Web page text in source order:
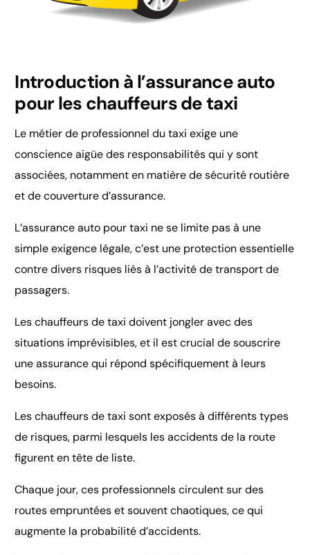
Introduction à l’assurance auto
pour les chauffeurs de taxi
Le métier de professionnel du taxi exige une
conscience aigüe des responsabilités qui y sont
associées, notamment en matière de sécurité routière
et de couverture d’assurance.
L’assurance auto pour taxi ne se limite pas à une
simple exigence légale, c’est une protection essentielle
contre divers risques liés à l’activité de transport de
passagers.
Les chauffeurs de taxi doivent jongler avec des
situations imprévisibles, et il est crucial de souscrire
une assurance qui répond spécifiquement à leurs
besoins.
Les chauffeurs de taxi sont exposés à différents types
de risques, parmi lesquels les accidents de la route
figurent en tête de liste.
Chaque jour, ces professionnels circulent sur des
routes empruntées et souvent chaotiques, ce qui
augmente la probabilité d’accidents.